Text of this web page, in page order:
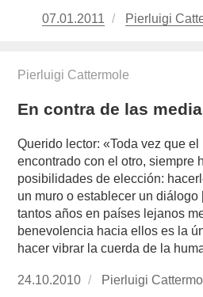
Publicado
07.01.2011
https://
Pierluigi
Pierluigi Cattermole
En contra de las
Querido lector: «Toda vez que el
encontrado con el otro, siempre
posibilidades de elección:
un muro o establecer un
tantos años en países lejanos
benevolencia hacia ellos es la
hacer vibrar la cuerda de la
Publicado
24.10.2010
https://
Pierluigi